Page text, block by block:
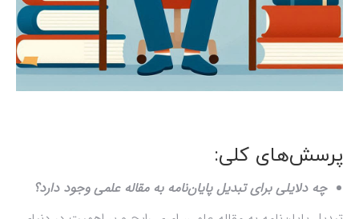
پرسش‌های کلی:
چه دلایلی برای تبدیل پایان‌نامه به مقاله علمی وجود دارد؟